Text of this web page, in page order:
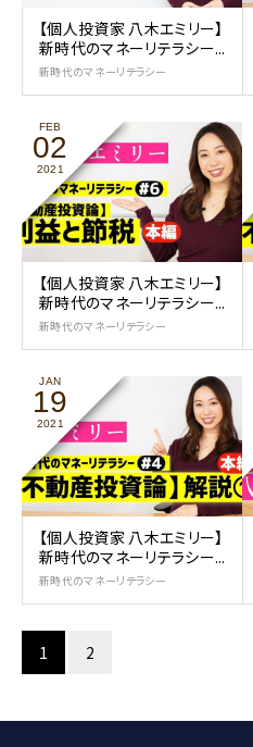
【個人投資家 八木エミリー】
新時代のマネーリテラシー...
新時代のマネーリテラシー
FEB
02
2021
【個人投資家 八木エミリー】
新時代のマネーリテラシー...
新時代のマネーリテラシー
JAN
19
2021
【個人投資家 八木エミリー】
新時代のマネーリテラシー...
新時代のマネーリテラシー
1 2